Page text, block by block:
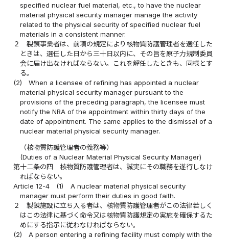
specified nuclear fuel material, etc., to have the nuclear
material physical security manager manage the activity
related to the physical security of specified nuclear fuel
materials in a consistent manner.
２
製錬事業者は、前項の規定により核物質防護管理者を選任した
ときは、選任した日から三十日以内に、その旨を原子力規制委員
会に届け出なければならない。これを解任したときも、同様とす
る。
(2)
When a licensee of refining has appointed a nuclear
material physical security manager pursuant to the
provisions of the preceding paragraph, the licensee must
notify the NRA of the appointment within thirty days of the
date of appointment. The same applies to the dismissal of a
nuclear material physical security manager.
（核物質防護管理者の義務等）
(Duties of a Nuclear Material Physical Security Manager)
第十二条の四
核物質防護管理者は、誠実にその職務を遂行しなけ
ればならない。
Article 12-4
(1)
A nuclear material physical security
manager must perform their duties in good faith.
２
製錬施設に立ち入る者は、核物質防護管理者がこの法律若しく
はこの法律に基づく命令又は核物質防護規定の実施を確保するた
めにする指示に従わなければならない。
(2)
A person entering a refining facility must comply with the